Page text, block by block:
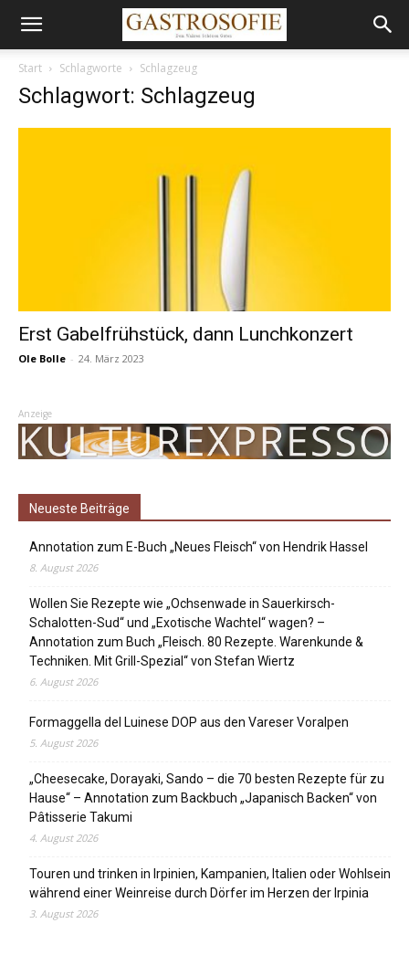
Start Schlagworte Schlagzeug
Schlagwort: Schlagzeug
Erst Gabelfrühstück, dann Lunchkonzert
Ole Bolle - 24. März 2023
Anzeige
Neueste Beiträge
Annotation zum E-Buch „Neues Fleisch“ von Hendrik Hassel
8. August 2026
Wollen Sie Rezepte wie „Ochsenwade in Sauerkirsch-
Schalotten-Sud“ und „Exotische Wachtel“ wagen? –
Annotation zum Buch „Fleisch. 80 Rezepte. Warenkunde &
Techniken. Mit Grill-Spezial“ von Stefan Wiertz
6. August 2026
Formaggella del Luinese DOP aus den Vareser Voralpen
5. August 2026
„Cheesecake, Dorayaki, Sando – die 70 besten Rezepte für zu
Hause“ – Annotation zum Backbuch „Japanisch Backen“ von
Pâtisserie Takumi
4. August 2026
Touren und trinken in Irpinien, Kampanien, Italien oder Wohlsein
während einer Weinreise durch Dörfer im Herzen der Irpinia
3. August 2026